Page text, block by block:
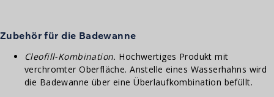
Zubehör für die Badewanne
Cleofill-Kombination. Hochwertiges Produkt mit
verchromter Oberfläche. Anstelle eines Wasserhahns wird
die Badewanne über eine Überlaufkombination befüllt.